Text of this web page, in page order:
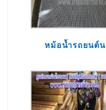
หม้อน้ำรถยนต์